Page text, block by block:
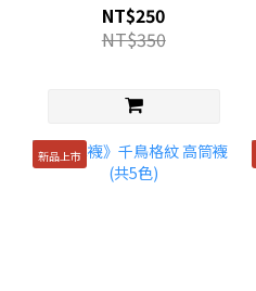
NT$250
NT$350
新品上市